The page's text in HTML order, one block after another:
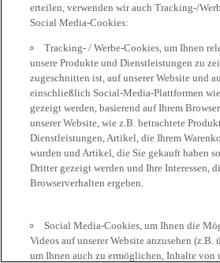
erteilen, verwenden wir auch Tracking-/
Social Media-Cookies:
Tracking- / Werbe-Cookies, um Ihnen
unsere Produkte und Dienstleistungen zu
zugeschnitten ist, auf unserer Website und
einschließlich Social-Media-Plattformen
gezeigt werden, basierend auf Ihrem
unserer Website, wie z.B. betrachtete
Dienstleistungen, Artikel, die Ihrem
wurden und Artikel, die Sie gekauft haben
Dritter gezeigt werden und Ihre Interessen,
Browserverhalten ergeben.
Social Media-Cookies, um Ihnen die
Videos auf unserer Website anzusehen (z.B.
um Ihnen auch zu ermöglichen, Inhalte von